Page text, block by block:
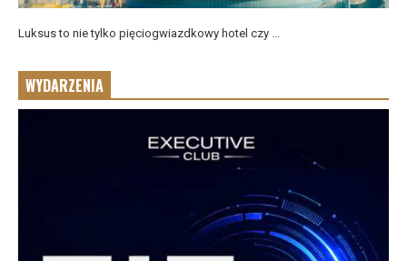
Luksus to nie tylko pięciogwiazdkowy hotel czy ...
WYDARZENIA